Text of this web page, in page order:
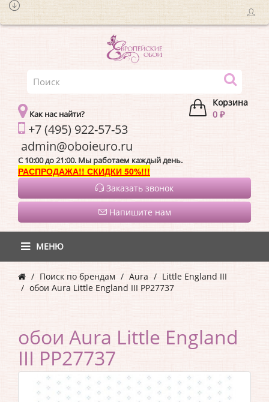
Корзина
0 ₽
Как нас найти?
+7 (495) 922-57-53
C 10:00 до 21:00. Мы работаем каждый день.
РАСПРОДАЖА!! СКИДКИ 50%!!!
Заказать звонок
Напишите нам
МЕНЮ
Поиск по брендам Aura
Little England III
обои Aura Little England III PP27737
обои Aura Little England
III PP27737